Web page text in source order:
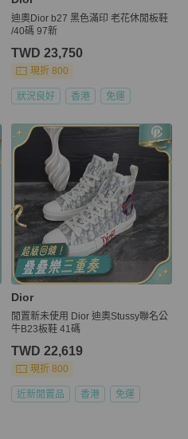
迪奧Dior b27 黑色滿印 老花休閒板鞋
/40碼 97新
TWD 23,750
現折 800
狀況良好 香港 免運
Dior
閒置新未使用 Dior 迪奧Stussy聯名公
牛B23板鞋 41碼
TWD 22,619
現折 800
近新閒置品 香港 免運